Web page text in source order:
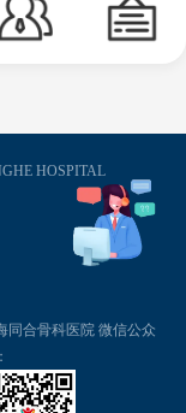
HOSPITAL
同合骨科医院 微信公众